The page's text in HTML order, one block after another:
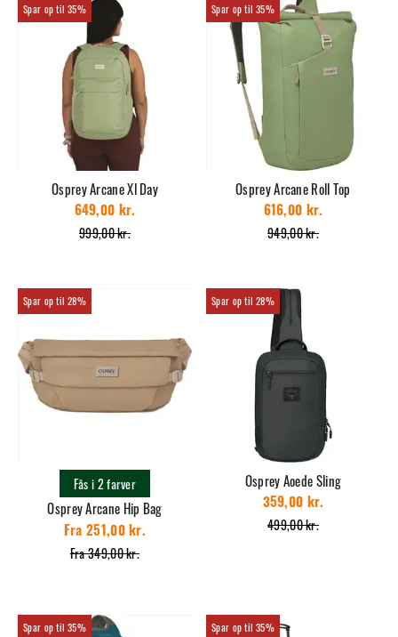
35%
Osprey Arcane Xl Day
999,00 kr.
649,00 kr.
35%
Osprey Arcane Roll Top
949,00 kr.
616,00 kr.
28%
Osprey Arcane Hip Bag
Fra 349,00 kr.
Fra 251,00 kr.
Fås i 2 farver
28%
Osprey Aoede Sling
499,00 kr.
359,00 kr.
35% 35%